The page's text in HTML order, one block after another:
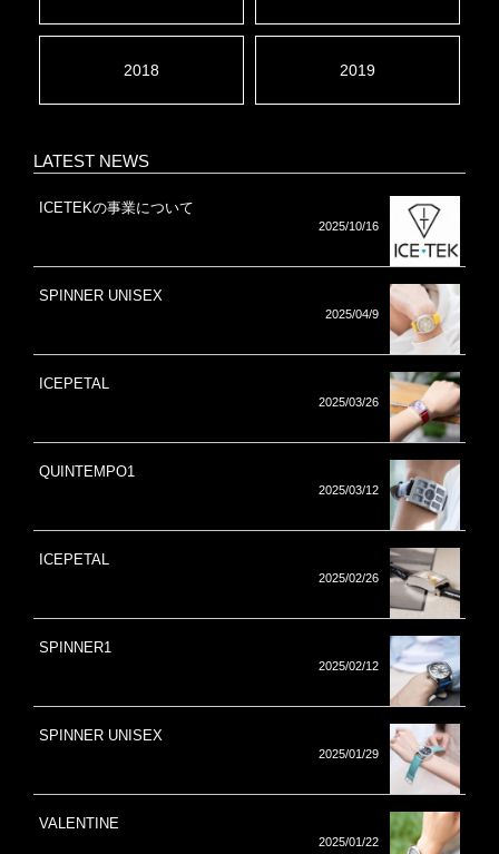
2018 2019
LATEST NEWS
ICETEKの事業について
2025/10/16
SPINNER UNISEX
2025/04/9
ICEPETAL
2025/03/26
QUINTEMPO1
2025/03/12
ICEPETAL
2025/02/26
SPINNER1
2025/02/12
SPINNER UNISEX
2025/01/29
VALENTINE
2025/01/22